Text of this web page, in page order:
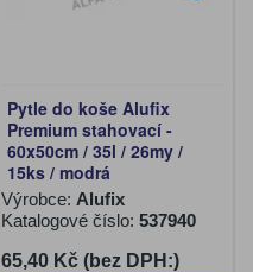
Pytle do koše Alufix
Premium stahovací -
60x50cm / 35l / 26my /
15ks / modrá
Výrobce: Alufix
Katalogové číslo: 537940
65,40 Kč (bez DPH:)